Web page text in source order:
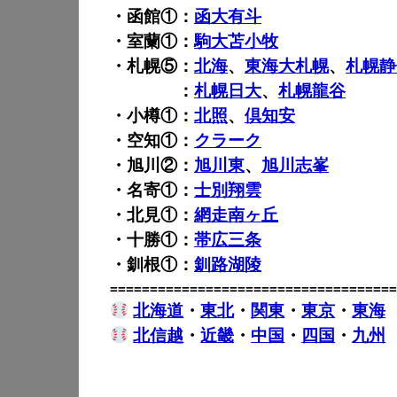
・函館①： 函大有斗
・室蘭①：駒大苫小牧
・札幌⑤： 北海、 東海大札幌、 札幌
： 札幌日大、 札幌龍谷
・小樽①： 北照、 倶知安
・空知①： クラーク
・旭川②： 旭川東、 旭川志峯
・名寄①： 士別翔雲
・北見①： 網走南ヶ丘
・十勝①： 帯広三条
・釧根①： 釧路湖陵
北海道 ・東北・ 関東 ・東京 ・東海
北信越 ・近畿 ・ 中国 ・ 四国 ・ 九州